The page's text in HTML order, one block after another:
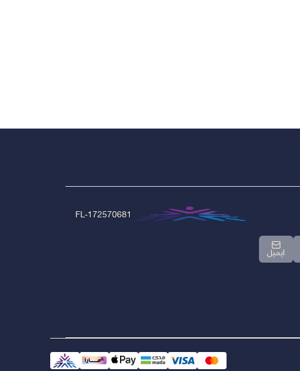
ايميل
FL-172570681